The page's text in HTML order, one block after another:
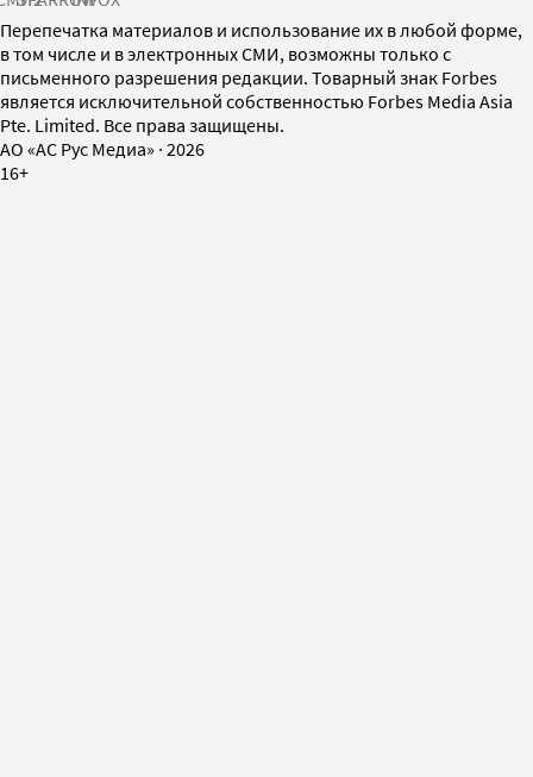
Перепечатка материалов и использование их в любой форме,
в том числе и в электронных СМИ, возможны только с
письменного разрешения редакции. Товарный знак Forbes
является исключительной собственностью Forbes Media Asia
Pte. Limited. Все права защищены.
AO «АС Рус Медиа» · 2026
16+